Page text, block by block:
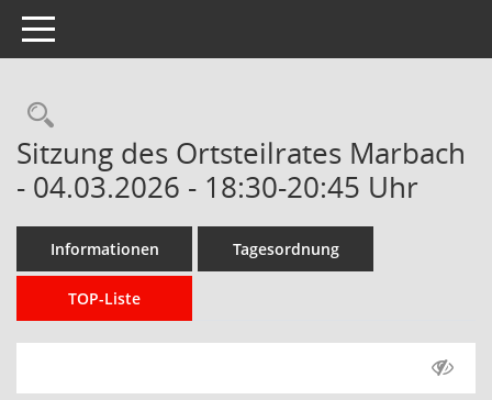
Toggle navigation
Rechercheauswahl
Sitzung des Ortsteilrates Marbach
- 04.03.2026 - 18:30-20:45 Uhr
Informationen Tagesordnung
TOP-Liste